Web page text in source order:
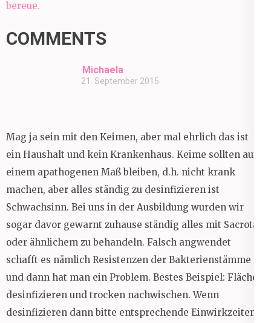
bereue.
COMMENTS
Michaela
21. September 2015
Mag ja sein mit den Keimen, aber mal ehrlich das ist
ein Haushalt und kein Krankenhaus. Keime sollten auf
einem apathogenen Maß bleiben, d.h. nicht krank
machen, aber alles ständig zu desinfizieren ist
Schwachsinn. Bei uns in der Ausbildung wurden wir
sogar davor gewarnt zuhause ständig alles mit Sacrotan
oder ähnlichem zu behandeln. Falsch angwendet
schafft es nämlich Resistenzen der Bakterienstämme
und dann hat man ein Problem. Bestes Beispiel: Fläche
desinfizieren und trocken nachwischen. Wenn
desinfizieren dann bitte entsprechende Einwirkzeiten